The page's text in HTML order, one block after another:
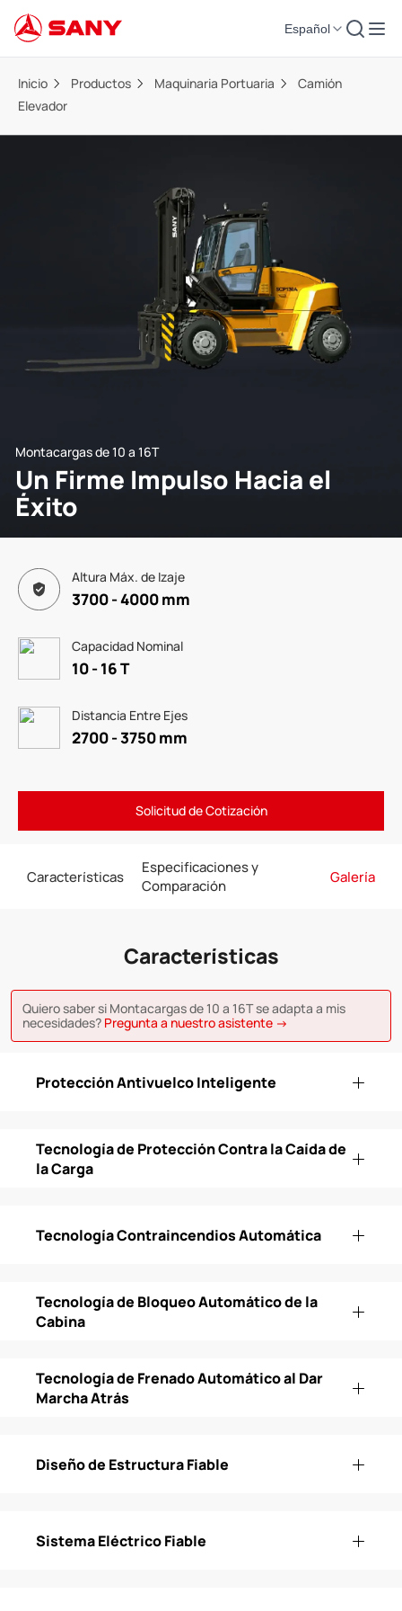
Español
Inicio Productos Maquinaria Portuaria
Camión
Elevador
Montacargas de 10 a 16T
Un Firme Impulso Hacia el
Éxito
Altura Máx. de Izaje
3700 - 4000 mm
Capacidad Nominal
10 - 16 T
Distancia Entre Ejes
2700 - 3750 mm
Solicitud de Cotización
Características
Especificaciones y
Comparación
Galería
Características
Quiero saber si Montacargas de 10 a 16T se adapta a mis
necesidades? Pregunta a nuestro asistente →
Protección Antivuelco Inteligente
Tecnología de Protección Contra la Caída de
la Carga
Tecnología Contraincendios Automática
Tecnología de Bloqueo Automático de la
Cabina
Tecnología de Frenado Automático al Dar
Marcha Atrás
Diseño de Estructura Fiable
Sistema Eléctrico Fiable